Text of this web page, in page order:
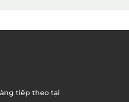
tiếp theo tại